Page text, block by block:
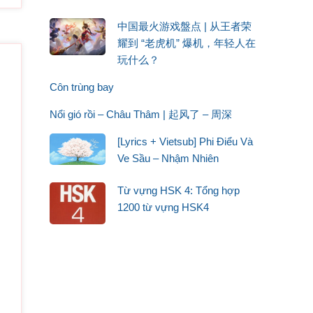
数曾几过往
kuān xì shǔ céng jǐ guòwǎng
nǐ hái rú dāngchū múyàng
hóng yī chǎng
là một thoáng kinh hồng
yī wǎng
中国最火游戏盤点 | 从王者荣
耀到 “老虎机” 爆机，年轻人在
玩什么？
Côn trùng bay
Nổi gió rồi – Châu Thâm | 起风了 – 周深
[Lyrics + Vietsub] Phi Điểu Và
Ve Sầu – Nhậm Nhiên
Từ vựng HSK 4: Tổng hợp
1200 từ vựng HSK4